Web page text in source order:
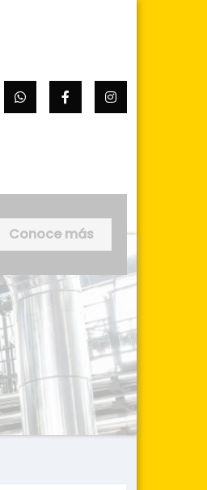
Conoce más